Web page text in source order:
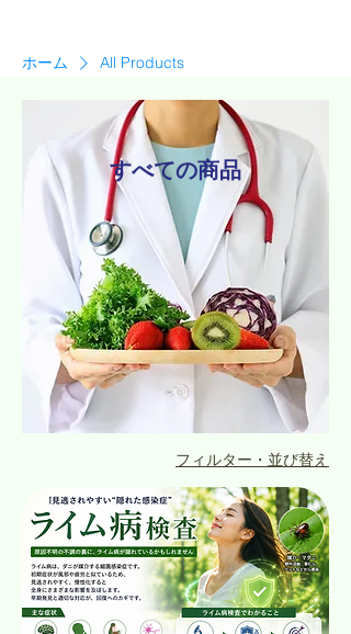
ホーム All Products
すべての商品
フィルター・並び替え